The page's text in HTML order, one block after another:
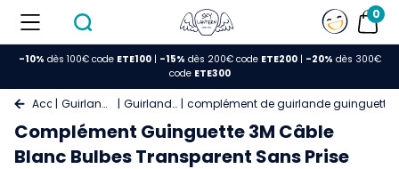
0
-10% dès 100€ code ETE100| -15% dès 200€ code ETE200| -20% dès 300€
code ETE300
Accueil Guirlande Lumineuse Guirlande Guinguette complément de guirlande guinguette
Complément Guinguette 3M Câble
Blanc Bulbes Transparent Sans Prise